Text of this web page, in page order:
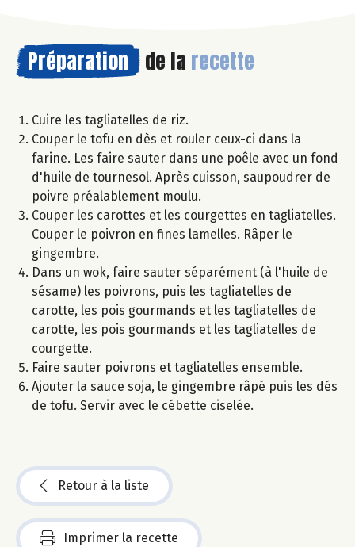
Préparation de la recette
Cuire les tagliatelles de riz.
Couper le tofu en dès et rouler ceux-ci dans la
farine. Les faire sauter dans une poêle avec un fond
d'huile de tournesol. Après cuisson, saupoudrer de
poivre préalablement moulu.
Couper les carottes et les courgettes en tagliatelles.
Couper le poivron en fines lamelles. Râper le
gingembre.
Dans un wok, faire sauter séparément (à l'huile de
sésame) les poivrons, puis les tagliatelles de
carotte, les pois gourmands et les tagliatelles de
carotte, les pois gourmands et les tagliatelles de
courgette.
Faire sauter poivrons et tagliatelles ensemble.
Ajouter la sauce soja, le gingembre râpé puis les dés
de tofu. Servir avec le cébette ciselée.
Retour à la liste
Imprimer la recette